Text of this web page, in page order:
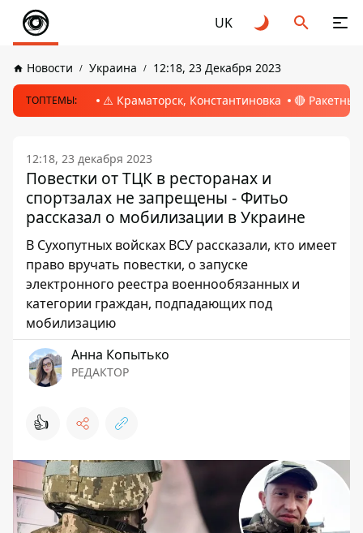
UK
Новости Украина 12:18, 23 Декабря 2023
ТОПТЕМЫ: ⚠️ Краматорск, Константиновка 🔴
12:18, 23 декабря 2023
Повестки от ТЦК в ресторанах и
спортзалах не запрещены - Фитьо
рассказал о мобилизации в Украине
В Сухопутных войсках ВСУ рассказали, кто имеет
право вручать повестки, о запуске
электронного реестра военнообязанных и
категории граждан, подпадающих под
мобилизацию
Анна Копытько
РЕДАКТОР
👍